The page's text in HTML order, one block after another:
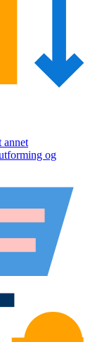
annet
og